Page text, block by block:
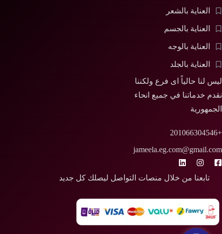
العناية بالشعر
العناية بالجسم
العناية بالوجه
العناية بالجلد
ليس لنا حالياً اى فرع ولكننا
نقدم خدماتنا في جميع انحاء
الجمهورية
+201066304546
jameela.eg.com@gmail.com
تابعنا من خلال منصات التواصل ليصلك كل جديد